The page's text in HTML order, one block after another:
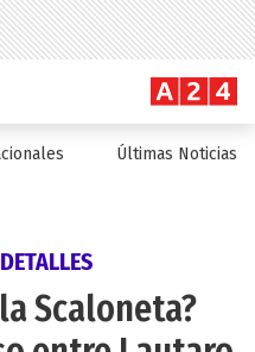
Últimas Noticias
Scaloneta?